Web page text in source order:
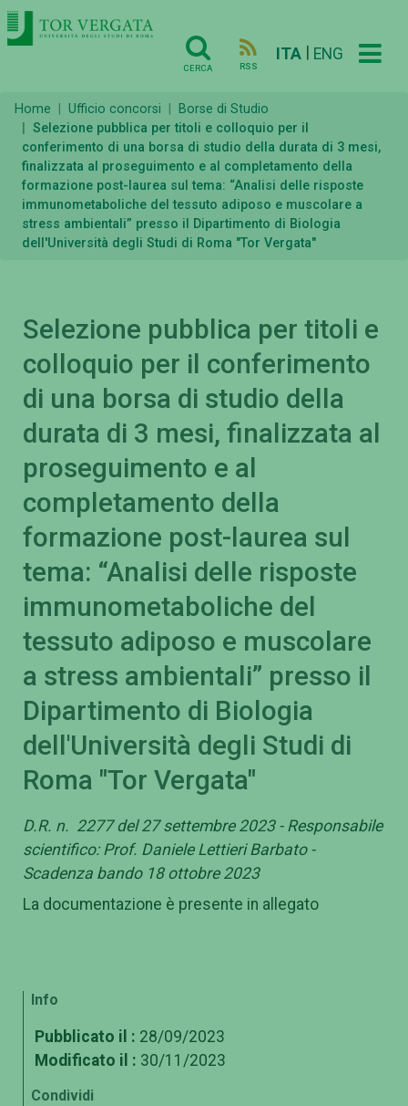
CERCA RSS
ITA ENG
Home Ufficio concorsi
Borse di Studio
Selezione pubblica per titoli e colloquio per il
conferimento di una borsa di studio della durata di 3 mesi,
finalizzata al proseguimento e al completamento della
formazione post-laurea sul tema: “Analisi delle risposte
immunometaboliche del tessuto adiposo e muscolare a
stress ambientali” presso il Dipartimento di Biologia
dell'Università degli Studi di Roma "Tor Vergata"
Selezione pubblica per titoli e
colloquio per il conferimento
di una borsa di studio della
durata di 3 mesi, finalizzata al
proseguimento e al
completamento della
formazione post-laurea sul
tema: “Analisi delle risposte
immunometaboliche del
tessuto adiposo e muscolare
a stress ambientali” presso il
Dipartimento di Biologia
dell'Università degli Studi di
Roma "Tor Vergata"
D.R. n. 2277 del 27 settembre 2023 - Responsabile
scientifico: Prof. Daniele Lettieri Barbato -
Scadenza bando 18 ottobre 2023
La documentazione è presente in allegato
Info
Pubblicato il : 28/09/2023
Modificato il : 30/11/2023
Condividi